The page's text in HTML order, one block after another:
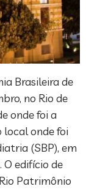
Brasileira de
no Rio de
onde foi a
local onde foi
(SBP), em
O edifício de
Patrimônio